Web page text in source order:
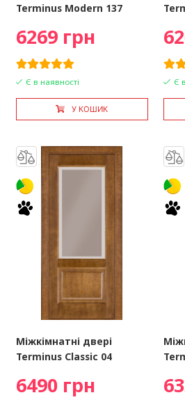
Terminus Modern 137
6269 грн
Є в наявності
У КОШИК
Є
Міжкімнатні двері
Terminus Classic 04
6490 грн